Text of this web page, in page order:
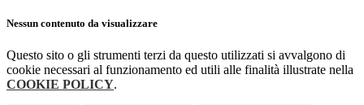
Nessun contenuto da visualizzare
Questo sito o gli strumenti terzi da questo utilizzati si avvalgono di
cookie necessari al funzionamento ed utili alle finalità illustrate nella
COOKIE POLICY.